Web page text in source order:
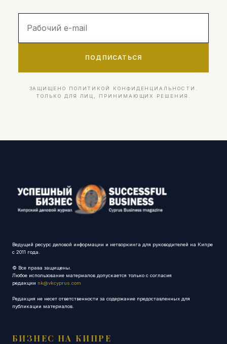
ПОДПИСАТЬСЯ
ЗАЩИЩЕНО ПОЛИТИКОЙ КОНФИДЕНЦИАЛЬНОСТИ.
ТОЛЬКО ДЛЯ ЛИЦ, ПРИНИМАЮЩИХ РЕШЕНИЯ.
Ведущий ресурс деловой информации и нетворкинга для руководителей на Кипре
с 2011 года.
© Все права защищены.
Любое использование материалов допускается только с согласия
редакции nk@vkcyprus.com
Редакция не несет ответственности за содержание предоставленных для
публикации материалов.
БИЗНЕС НА КИПРЕ